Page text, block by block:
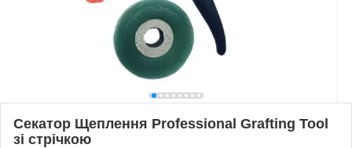
Секатор Щеплення Professional Grafting Tool
зі стрічкою